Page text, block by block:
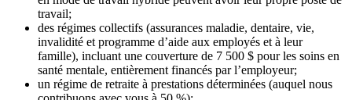
travail;
des régimes collectifs (assurances maladie, dentaire, vie,
invalidité et programme d’aide aux employés et à leur
famille), incluant une couverture de 7 500 $ pour les soins en
santé mentale, entièrement financés par l’employeur;
un régime de retraite à prestations déterminées (auquel nous